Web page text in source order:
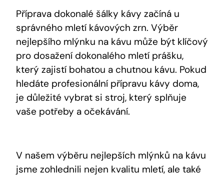
Příprava dokonalé šálky kávy začíná u
správného mletí kávových zrn. Výběr
nejlepšího mlýnku na kávu může být klíčový
pro dosažení dokonalého mletí prášku,
který zajistí bohatou a chutnou kávu. Pokud
hledáte profesionální přípravu kávy doma,
je důležité vybrat si stroj, který splňuje
vaše potřeby a očekávání.
V našem výběru nejlepších mlýnků na kávu
jsme zohlednili nejen kvalitu mletí, ale také